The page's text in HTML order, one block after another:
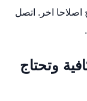
اصلاحا اخر. اتصل
وتحتاج